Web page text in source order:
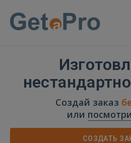
Создай заказ
или
СОЗДАТЬ